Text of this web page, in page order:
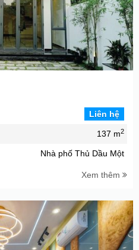
Liên hệ
137 m2
Nhà phố Thủ Dầu Một
Xem thêm